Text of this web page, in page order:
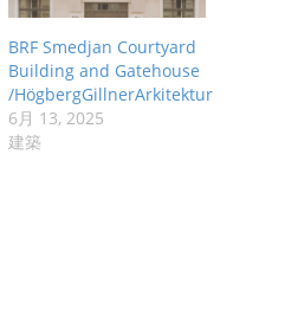
BRF Smedjan Courtyard
Building and Gatehouse
/HögbergGillnerArkitektur
6月 13, 2025
建築